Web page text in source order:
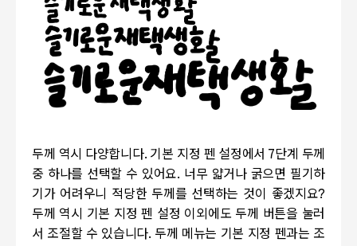
두께 역시 다양합니다. 기본 지정 펜 설정에서 7단계 두께
중 하나를 선택할 수 있어요. 너무 얇거나 굵으면 필기하
기가 어려우니 적당한 두께를 선택하는 것이 좋겠지요?
두께 역시 기본 지정 펜 설정 이외에도 두께 버튼을 눌러
서 조절할 수 있습니다. 두께 메뉴는 기본 지정 펜과는 조